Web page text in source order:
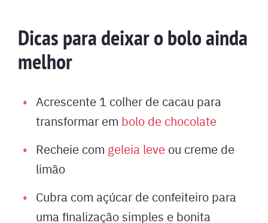
Dicas para deixar o bolo ainda
melhor
Acrescente 1 colher de cacau para
transformar em bolo de chocolate
Recheie com geleia leve ou creme de
limão
Cubra com açúcar de confeiteiro para
uma finalização simples e bonita